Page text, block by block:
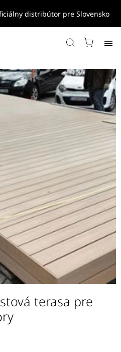
distribútor pre Slovensko
a WPC terasy, fasády, ploty
komerčné priestory
terasa pre